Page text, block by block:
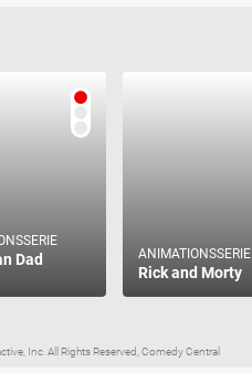
Dad ANIMATIONSSERIE
Rick and Morty
Inc. All Rights Reserved, Comedy Central